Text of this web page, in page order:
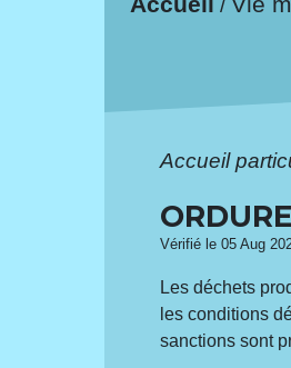
/
Accueil
Vérifié le 05 Aug
Les déchets
les conditions
sanctions sont